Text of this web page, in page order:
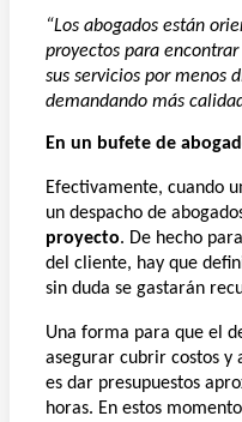
“Los abogados están
proyectos para
sus servicios por menos
demandando más
En un bufete de
Efectivamente, cuando
un despacho de
proyecto. De hecho
del cliente, hay que
sin duda se gastarán
Una forma para que el
asegurar cubrir costos y
es dar presupuestos
horas. En estos